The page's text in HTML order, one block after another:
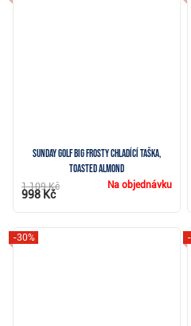
Sunday Golf Big Frosty chladící taška,
toasted almond
Na objednávku
1 109 Kč
998 Kč
-30%